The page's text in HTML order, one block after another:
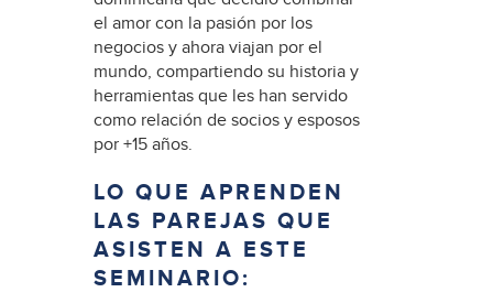
el amor con la pasión por los
negocios y ahora viajan por el
mundo, compartiendo su historia y
herramientas que les han servido
como relación de socios y esposos
por +15 años.
LO QUE APRENDEN
LAS PAREJAS QUE
ASISTEN A ESTE
SEMINARIO: